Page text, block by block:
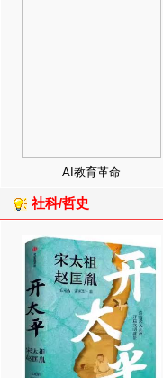
AI教育革命
社科/哲史